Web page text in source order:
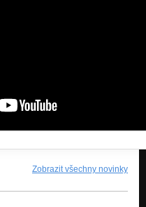
Zobrazit všechny novinky